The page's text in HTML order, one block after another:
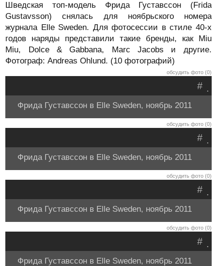
Шведская топ-модель Фрида Густавссон (Frida
Gustavsson) снялась для ноябрьского номера
журнала Elle Sweden. Для фотосессии в стиле 40-х
годов наряды представили такие бренды, как Miu
Miu, Dolce & Gabbana, Marc Jacobs и другие.
Фотограф: Andreas Ohlund. (10 фотографий)
обсудить фото (0)
.
#
Фрида Густавссон в Elle Sweden, ноябрь 2011
обсудить фото (0)
.
#
Фрида Густавссон в Elle Sweden, ноябрь 2011
обсудить фото (0)
.
#
Фрида Густавссон в Elle Sweden, ноябрь 2011
обсудить фото (0)
.
#
Фрида Густавссон в Elle Sweden, ноябрь 2011